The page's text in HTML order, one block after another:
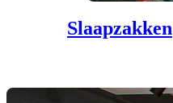
Slaapzakken